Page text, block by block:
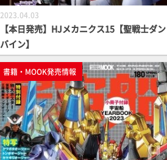
2023.04.03
【本日発売】HJメカニクス15【聖戦士ダン
バイン】
書籍・MOOK発売情報